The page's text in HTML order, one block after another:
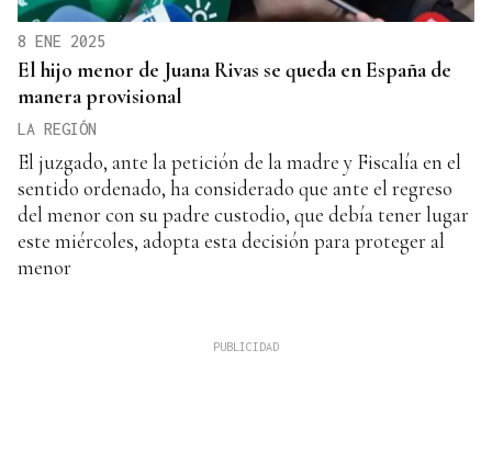
8 ENE 2025
El hijo menor de Juana Rivas se queda en España de
manera provisional
LA REGIÓN
El juzgado, ante la petición de la madre y Fiscalía en el
sentido ordenado, ha considerado que ante el regreso
del menor con su padre custodio, que debía tener lugar
este miércoles, adopta esta decisión para proteger al
menor